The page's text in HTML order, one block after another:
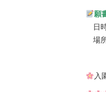
願
日
場
入